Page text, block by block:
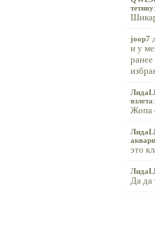
тетиву:
joop7
и у
взлета:
Жопа
это
Да да